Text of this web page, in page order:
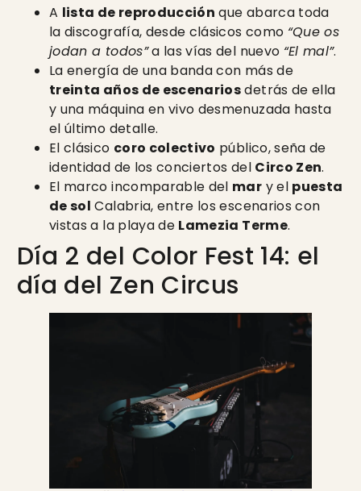
A lista de reproducción que abarca toda
la discografía, desde clásicos como “Que os
jodan a todos”a las vías del nuevo “El mal”.
La energía de una banda con más de
treinta años de escenariosdetrás de ella
y una máquina en vivo desmenuzada hasta
el último detalle.
El clásico coro colectivo público, seña de
identidad de los conciertos del Circo Zen.
El marco incomparable del mar y el puesta
de sol Calabria, entre los escenarios con
vistas a la playa de Lamezia Terme.
Día 2 del Color Fest 14: el
día del Zen Circus